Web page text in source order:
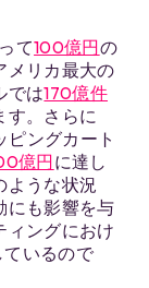
て100億円の
メリカ最大の
では170億件
す。さらに
ピングカート
億円に達し
ような状況
にも影響を与
ィングにおけ
ているので